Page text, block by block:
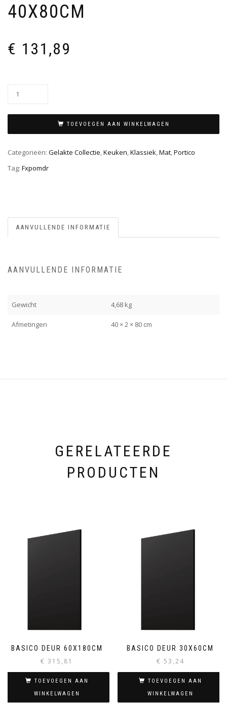
40X80CM
€ 131,89
TOEVOEGEN AAN WINKELWAGEN
Categorieën: Gelakte Collectie,Keuken,Klassiek,Mat,Portico
Tag: Fxpomdr
AANVULLENDE INFORMATIE
AANVULLENDE INFORMATIE
Gewicht 4,68 kg
Afmetingen 40 × 2 × 80 cm
GERELATEERDE
PRODUCTEN
BASICO DEUR 60X180CM
€ 315,81
TOEVOEGEN AAN
WINKELWAGEN
BASICO DEUR 30X60CM
€ 53,24
TOEVOEGEN AAN
WINKELWAGEN